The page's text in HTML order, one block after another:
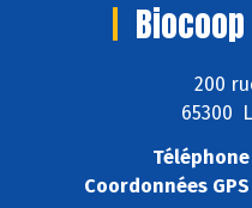
200
65300
Téléphone
Coordonnées